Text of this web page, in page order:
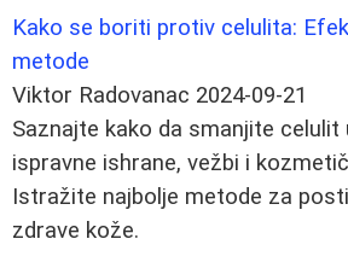
Kako se boriti protiv celulita:
metode
Viktor Radovanac 2024-09-21
Saznajte kako da smanjite celulit
ispravne ishrane, vežbi i
Istražite najbolje metode za
zdrave kože.